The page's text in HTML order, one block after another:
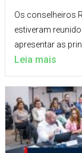
Os conselheiros
estiveram
apresentar as
Leia mais